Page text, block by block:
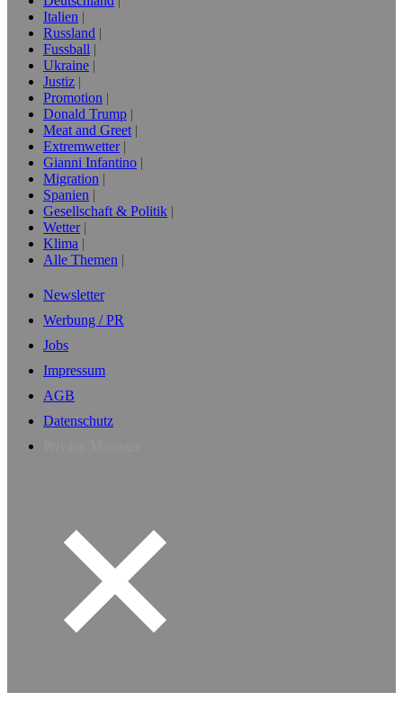
Italien
Russland
Fussball
Ukraine
Justiz
Promotion
Donald Trump
Meat and Greet
Extremwetter
Gianni Infantino
Migration
Spanien
Gesellschaft & Politik
Wetter
Klima
Alle Themen
Newsletter
Werbung / PR
Jobs
Impressum
AGB
Datenschutz